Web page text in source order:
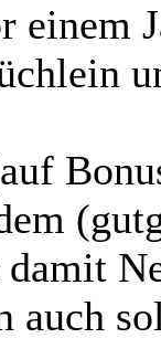
einem
damit
auch